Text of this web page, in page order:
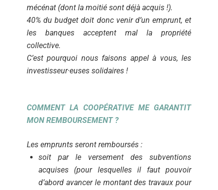
mécénat (dont la moitié sont déjà acquis !).
40% du budget doit donc venir d’un emprunt, et
les banques acceptent mal la propriété
collective.
C’est pourquoi nous faisons appel à vous, les
investisseur·euses solidaires !
COMMENT LA COOPÉRATIVE ME GARANTIT
MON REMBOURSEMENT ?
Les emprunts seront remboursés :
soit par le versement des subventions
acquises (pour lesquelles il faut pouvoir
d’abord avancer le montant des travaux pour